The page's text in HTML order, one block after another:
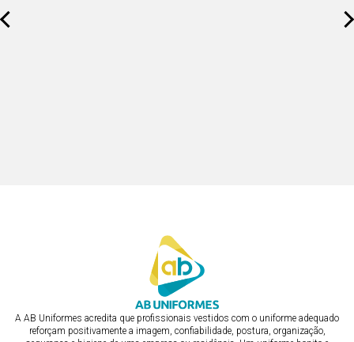
A AB Uniformes acredita que profissionais vestidos com o uniforme adequado
reforçam positivamente a imagem, confiabilidade, postura, organização,